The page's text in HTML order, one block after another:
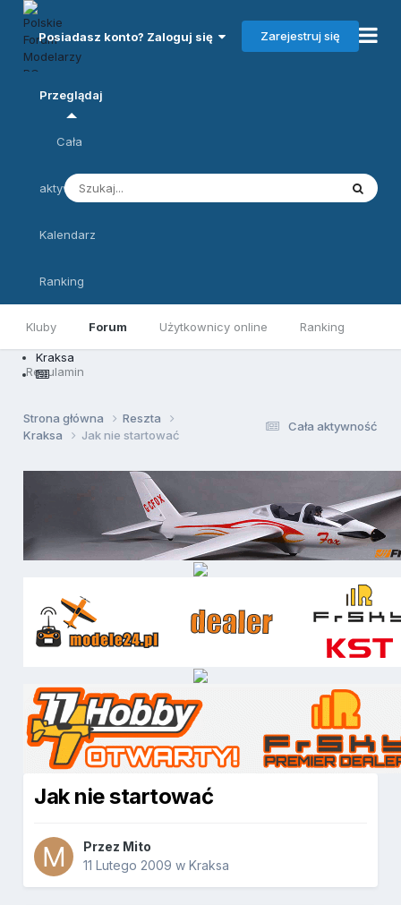
Posiadasz konto? Zaloguj się Zarejestruj się
Przeglądaj
Kluby Forum Użytkownicy online Ranking
Regulamin
Cała
aktywność
Kalendarz
Ranking
Kraksa
Cała aktywność
Strona główna
Reszta
Kraksa
Jak nie startować
Jak nie startować
Przez Mito
11 Lutego 2009 wKraksa